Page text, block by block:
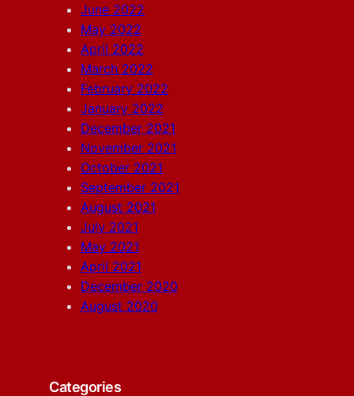
June 2022
May 2022
April 2022
March 2022
February 2022
January 2022
December 2021
November 2021
October 2021
September 2021
August 2021
July 2021
May 2021
April 2021
December 2020
August 2020
Categories